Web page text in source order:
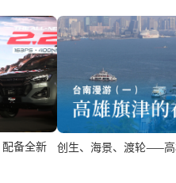
创生、海景、渡轮——